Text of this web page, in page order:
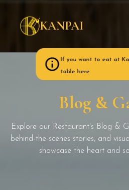
KANPAI
If you want to eat at
table here
Blog &
Explore our Restaurant's Blog &
behind-the-scenes stories, and
showcase the heart and